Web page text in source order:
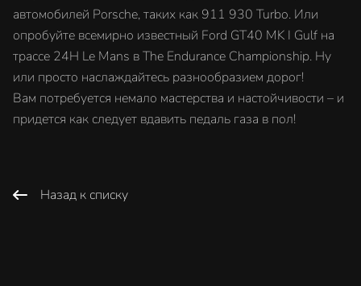
автомобилей Porsche, таких как 911 930 Turbo. Или
опробуйте всемирно известный Ford GT40 MK I Gulf на
трассе 24H Le Mans в The Endurance Championship. Ну
или просто наслаждайтесь разнообразием дорог!
Вам потребуется немало мастерства и настойчивости – и
придется как следует вдавить педаль газа в пол!
Назад к списку